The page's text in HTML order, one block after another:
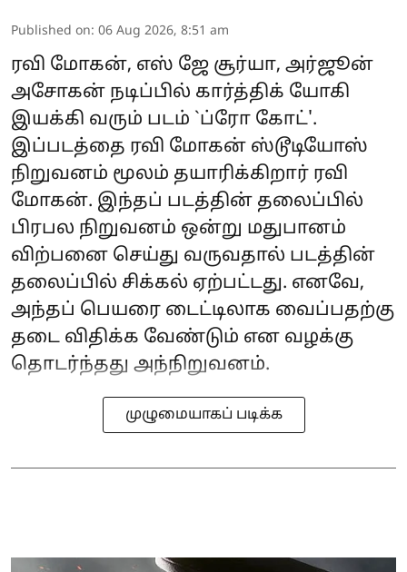
Published on: 06 Aug 2026, 8:51 am
ரவி மோகன், எஸ் ஜே சூர்யா, அர்ஜூன்
அசோகன் நடிப்பில் கார்த்திக் யோகி
இயக்கி வரும் படம் `ப்ரோ கோட்'.
இப்படத்தை ரவி மோகன் ஸ்டூடியோஸ்
நிறுவனம் மூலம் தயாரிக்கிறார் ரவி
மோகன். இந்தப் படத்தின் தலைப்பில்
பிரபல நிறுவனம் ஒன்று மதுபானம்
விற்பனை செய்து வருவதால் படத்தின்
தலைப்பில் சிக்கல் ஏற்பட்டது. எனவே,
அந்தப் பெயரை டைட்டிலாக வைப்பதற்கு
தடை விதிக்க வேண்டும் என வழக்கு
தொடர்ந்தது அந்நிறுவனம்.
முழுமையாகப் படிக்க